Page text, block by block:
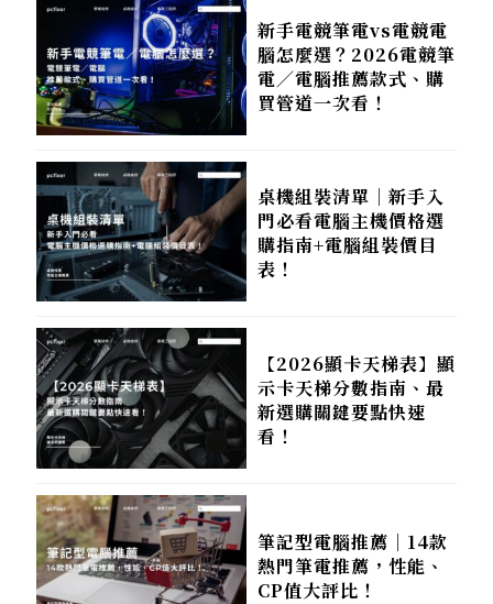
新手電競筆電vs電競電
腦怎麼選？2026電競筆
電／電腦推薦款式、購
買管道一次看！
桌機組裝清單｜新手入
門必看電腦主機價格選
購指南+電腦組裝價目
表！
【2026顯卡天梯表】顯
示卡天梯分數指南、最
新選購關鍵要點快速
看！
筆記型電腦推薦｜14款
熱門筆電推薦，性能、
CP值大評比！